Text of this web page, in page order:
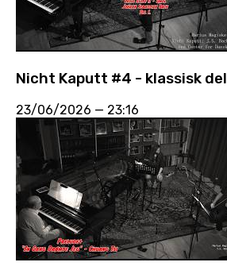
Nicht Kaputt #4 - klassisk del
23/06/2026 — 23:16